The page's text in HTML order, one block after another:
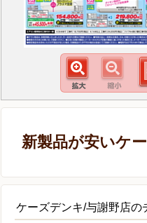
新製品が安いケ
ケーズデンキ/与謝野店